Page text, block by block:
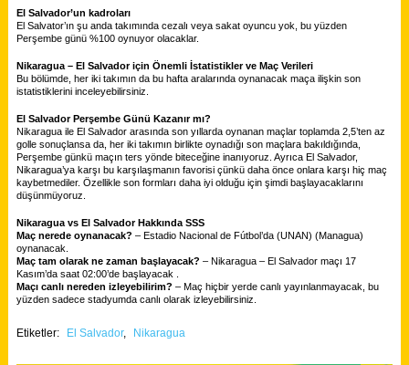
El Salvador’un kadroları
El Salvator’ın şu anda takımında cezalı veya sakat oyuncu yok, bu yüzden
Perşembe günü %100 oynuyor olacaklar.
Nikaragua – El Salvador için Önemli İstatistikler ve Maç Verileri
Bu bölümde, her iki takımın da bu hafta aralarında oynanacak maça ilişkin son
istatistiklerini inceleyebilirsiniz.
El Salvador Perşembe Günü Kazanır mı?
Nikaragua ile El Salvador arasında son yıllarda oynanan maçlar toplamda 2,5’ten az
golle sonuçlansa da, her iki takımın birlikte oynadığı son maçlara bakıldığında,
Perşembe günkü maçın ters yönde biteceğine inanıyoruz. Ayrıca El Salvador,
Nikaragua’ya karşı bu karşılaşmanın favorisi çünkü daha önce onlara karşı hiç maç
kaybetmediler. Özellikle son formları daha iyi olduğu için şimdi başlayacaklarını
düşünmüyoruz.
Nikaragua vs El Salvador Hakkında SSS
Maç nerede oynanacak? – Estadio Nacional de Fútbol’da (UNAN) (Managua)
oynanacak.
Maç tam olarak ne zaman başlayacak? – Nikaragua – El Salvador maçı 17
Kasım’da saat 02:00’de başlayacak .
Maçı canlı nereden izleyebilirim? – Maç hiçbir yerde canlı yayınlanmayacak, bu
yüzden sadece stadyumda canlı olarak izleyebilirsiniz.
Etiketler: El Salvador, Nikaragua